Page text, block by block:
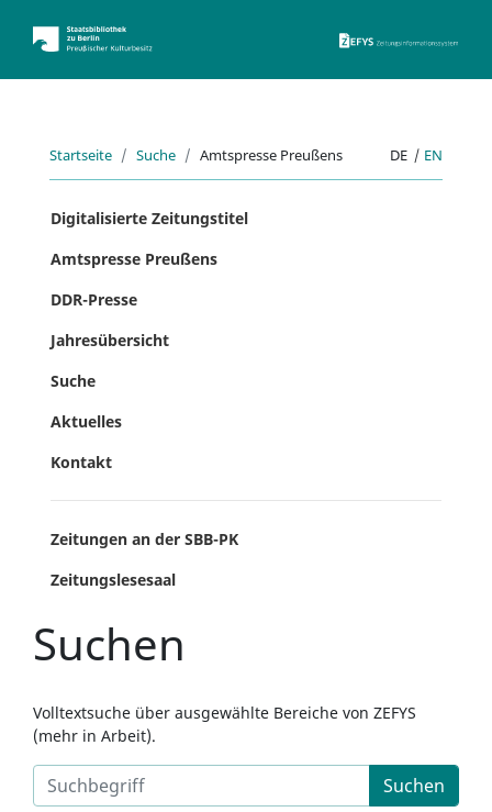
Startseite Suche Amtspresse Preußens DE | EN
Digitalisierte Zeitungstitel
Amtspresse Preußens
DDR-Presse
Jahresübersicht
Suche
Aktuelles
Kontakt
Zeitungen an der SBB-PK
Zeitungslesesaal
Suchen
Volltextsuche über ausgewählte Bereiche von ZEFYS
(mehr in Arbeit).
Suchen